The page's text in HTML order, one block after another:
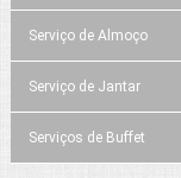
Serviço de Almoço
Serviço de Jantar
Serviços de Buffet